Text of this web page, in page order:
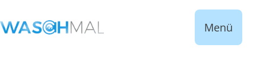
Menü